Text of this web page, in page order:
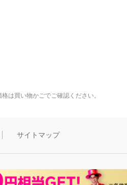
は買い物かごでご確認ください。
サイトマップ